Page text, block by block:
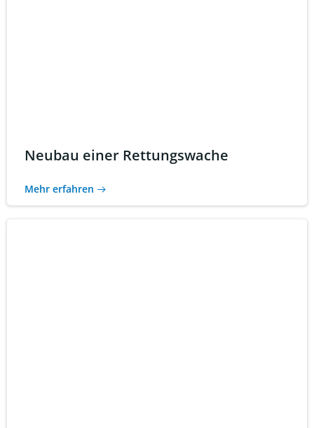
Neubau einer Rettungswache
Mehr erfahren